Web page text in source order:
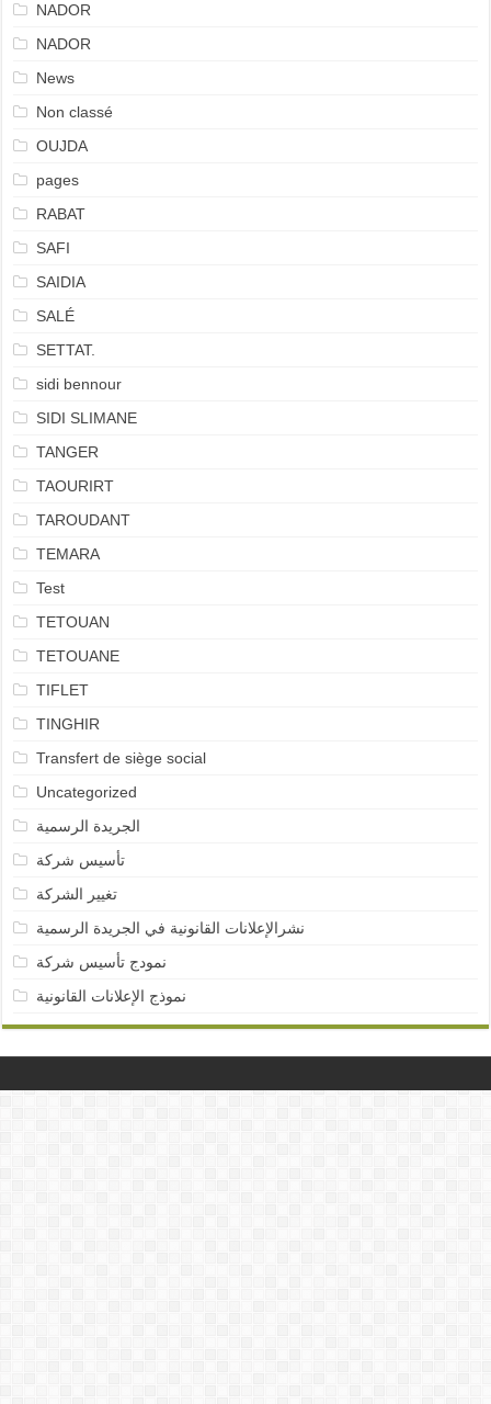
NADOR
NADOR
News
Non classé
OUJDA
pages
RABAT
SAFI
SAIDIA
SALÉ
SETTAT.
sidi bennour
SIDI SLIMANE
TANGER
TAOURIRT
TAROUDANT
TEMARA
Test
TETOUAN
TETOUANE
TIFLET
TINGHIR
Transfert de siège social
Uncategorized
الجريدة الرسمية
تأسيس شركة
تغيير الشركة
نشرالإعلانات القانونية في الجريدة الرسمية
نمودج تأسيس شركة
نموذج الإعلانات القانونية